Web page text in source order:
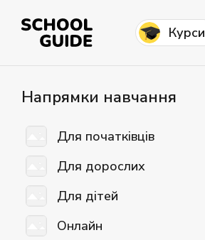
Курси
Напрямки навчання
Для початківців
Для дорослих
Для дітей
Онлайн